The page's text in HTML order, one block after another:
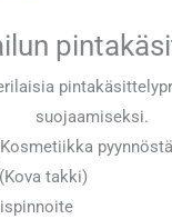
suojaamiseksi.
takki)